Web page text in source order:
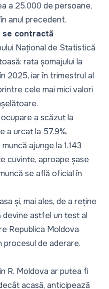
a 25.000 de persoane,
anul precedent.
se contractă
Național de Statistică
rata șomajului la
2025, iar în trimestrul al
cele mai mici valori
a scăzut la
a urcat la 57.9%.
ajunge la 1.143
cuvinte, aproape șase
se află oficial în
și, mai ales, de a reține
astfel un test al
Republica Moldova
de aderare.
R. Moldova ar putea fi
acasă, anticipează